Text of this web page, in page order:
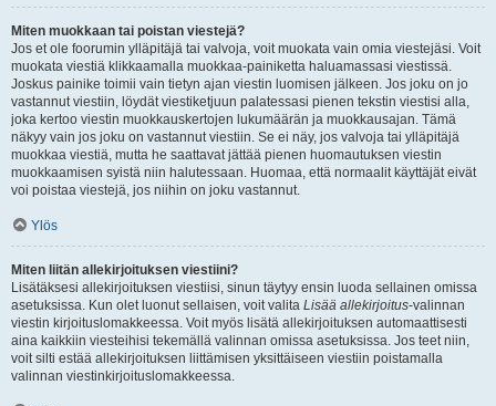
Miten muokkaan tai poistan viestejä?
Jos et ole foorumin ylläpitäjä tai valvoja, voit muokata vain omia viestejäsi. Voit
muokata viestiä klikkaamalla muokkaa-painiketta haluamassasi viestissä.
Joskus painike toimii vain tietyn ajan viestin luomisen jälkeen. Jos joku on jo
vastannut viestiin, löydät viestiketjuun palatessasi pienen tekstin viestisi alla,
joka kertoo viestin muokkauskertojen lukumäärän ja muokkausajan. Tämä
näkyy vain jos joku on vastannut viestiin. Se ei näy, jos valvoja tai ylläpitäjä
muokkaa viestiä, mutta he saattavat jättää pienen huomautuksen viestin
muokkaamisen syistä niin halutessaan. Huomaa, että normaalit käyttäjät eivät
voi poistaa viestejä, jos niihin on joku vastannut.
Ylös
Miten liitän allekirjoituksen viestiini?
Lisätäksesi allekirjoituksen viestiisi, sinun täytyy ensin luoda sellainen omissa
asetuksissa. Kun olet luonut sellaisen, voit valita Lisää allekirjoitus-valinnan
viestin kirjoituslomakkeessa. Voit myös lisätä allekirjoituksen automaattisesti
aina kaikkiin viesteihisi tekemällä valinnan omissa asetuksissa. Jos teet niin,
voit silti estää allekirjoituksen liittämisen yksittäiseen viestiin poistamalla
valinnan viestinkirjoituslomakkeessa.